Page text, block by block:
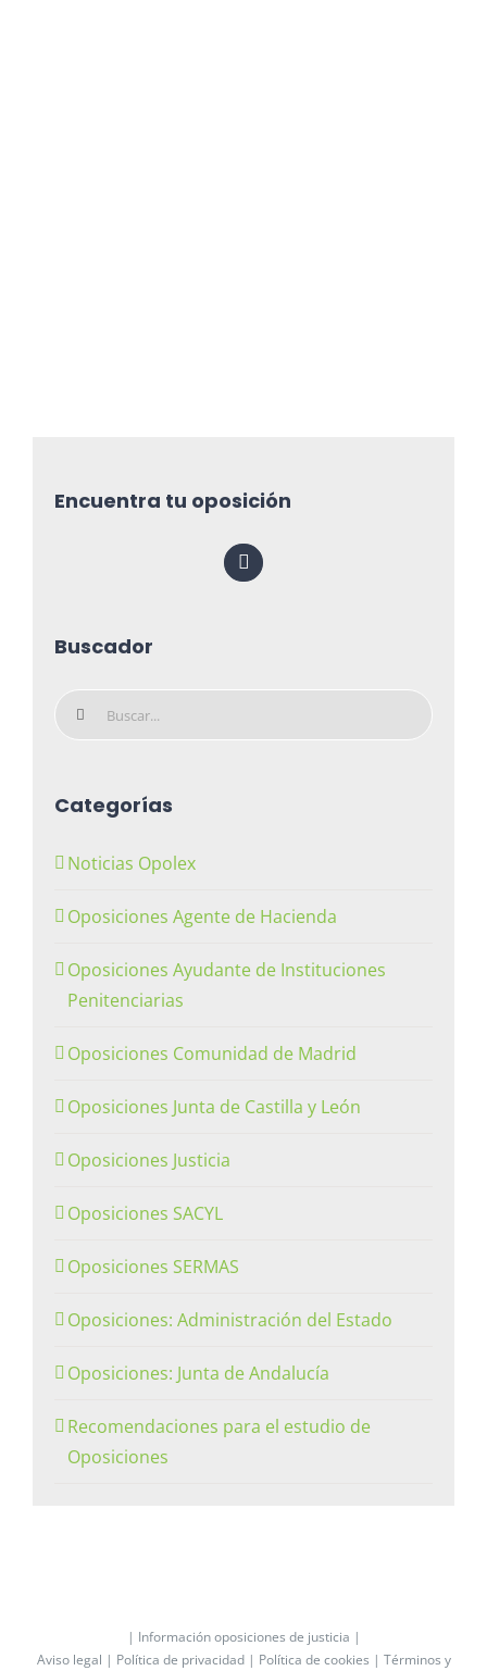
Encuentra tu oposición
Buscador
Buscar:
Categorías
Noticias Opolex
Oposiciones Agente de Hacienda
Oposiciones Ayudante de Instituciones
Penitenciarias
Oposiciones Comunidad de Madrid
Oposiciones Junta de Castilla y León
Oposiciones Justicia
Oposiciones SACYL
Oposiciones SERMAS
Oposiciones: Administración del Estado
Oposiciones: Junta de Andalucía
Recomendaciones para el estudio de
Oposiciones
| Información oposiciones de justicia |
Aviso legal | Política de privacidad | Política de cookies | Términos y